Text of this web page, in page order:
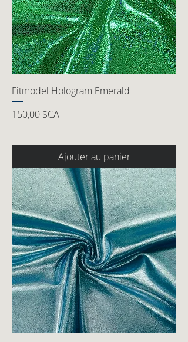
Fitmodel Hologram Emerald
Prix
150,00 $CA
Ajouter au panier